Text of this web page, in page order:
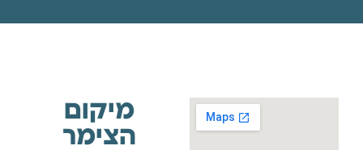
מיקום
הצימר